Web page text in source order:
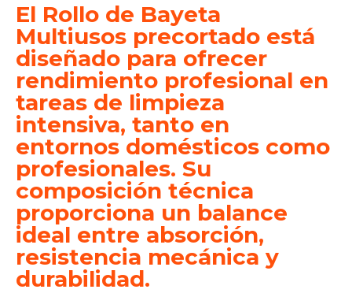
El Rollo de Bayeta
Multiusos precortado está
diseñado para ofrecer
rendimiento profesional en
tareas de limpieza
intensiva, tanto en
entornos domésticos como
profesionales. Su
composición técnica
proporciona un balance
ideal entre absorción,
resistencia mecánica y
durabilidad.